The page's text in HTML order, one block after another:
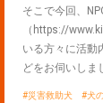
そこで今回、
（https://
いる方々に活動
どをお伺いしま
災害救助犬 犬